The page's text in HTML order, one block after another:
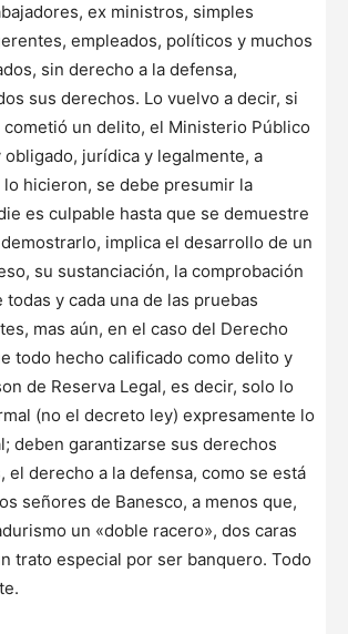
ex ministros, simples
empleados, políticos y muchos
sin derecho a la defensa,
sus derechos. Lo vuelvo a decir, si
un delito, el Ministerio Público
obligado, jurídica y legalmente, a
hicieron, se debe presumir la
es culpable hasta que se demuestre
implica el desarrollo de un
su sustanciación, la comprobación
todas y cada una de las pruebas
mas aún, en el caso del Derecho
todo hecho calificado como delito y
de Reserva Legal, es decir, solo lo
(no el decreto ley) expresamente lo
deben garantizarse sus derechos
el derecho a la defensa, como se está
señores de Banesco, a menos que,
un «doble racero», dos caras
trato especial por ser banquero. Todo